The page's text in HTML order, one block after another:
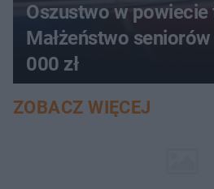
Oszustwo w
Małżeństwo
000 zł
ZOBACZ WIĘCEJ